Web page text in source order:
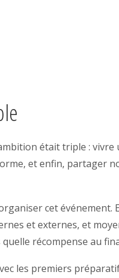
était triple :
et enfin, partager
cet événement.
et externes, et
récompense au
les premiers